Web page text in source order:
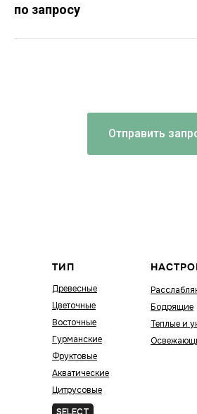
по запросу
Отправить
ТИП
Древесные
Цветочные
Восточные
Гурманские
Фруктовые
Акватические
Цитрусовые
Зелёные
Бодрящие
Теплые и